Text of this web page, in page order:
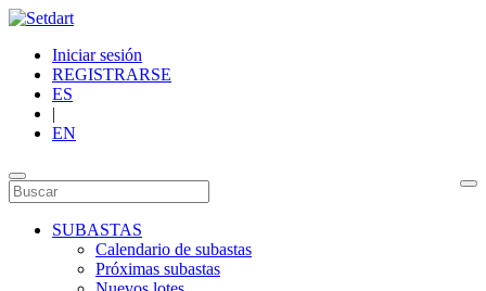
Iniciar sesión
REGISTRARSE
ES
|
EN
SUBASTAS
Calendario de subastas
Próximas subastas